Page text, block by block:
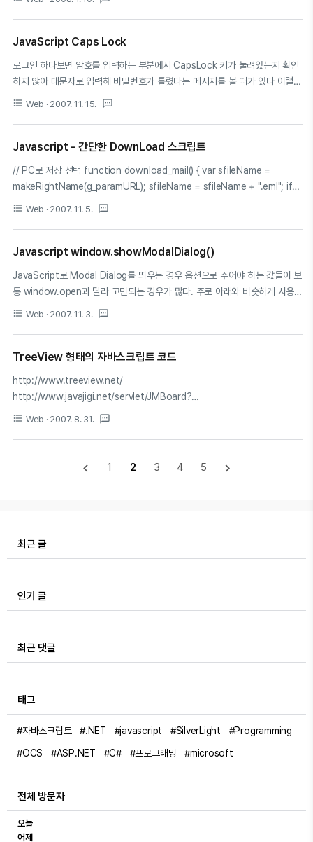
을 수 있지 않을지 생각한다. PNG, 93KB PDF, 95KB
sheets/javascript-cheat-sheet/
JavaScript Caps Lock
로그인 하다보면 암호를 입력하는 부분에서 CapsLock 키가 눌려있는지 확인
하지 않아 대문자로 입력해 비밀번호가 틀렸다는 메시지를 볼 때가 있다 이럴
때에 아래와 같은 스크립트를 활용하여 Caps Lock 키가 눌려 있는 것이 아닌
하기 위해 조금의 손질을 해야 할 것이다. CapsLock 키가 눌려있습니다.
format_list_bulleted Web · 2007. 11. 15. textsms
Javascript - 간단한 DownLoad 스크립트
// PC로 저장 선택 function download_mail() { var sfileName =
makeRightName(g_paramURL); sfileName = sfileName + ".eml"; if
(navigator.appVersion.indexOf("MSIE 5.5") != -1)
window.location.href = "remote/interreadattach.asp?fileURL=" +
format_list_bulleted Web · 2007. 11. 5. textsms
Javascript window.showModalDialog()
JavaScript로 Modal Dialog를 띄우는 경우 옵션으로 주어야 하는 값들이 보
통 window.open과 달라 고민되는 경우가 많다. 주로 아래와 비슷하게 사용을
많이 하고,
절이 가능할지 여부등의 옵션이 존재한다. 페이지와 종속적인 모달 다이얼로그
format_list_bulleted Web · 2007. 11. 3. textsms
TreeView 형태의 자바스크립트 코드
http://www.treeview.net/
http://www.javajigi.net/servlet/JMBoard?
times) 제가 직접 사용해 본 Menu Tree소스인데 괜찮더군요. 이 소스는
http://www.geocities.com/Paris/LeftBank/2178/foldertree.html 가
format_list_bulleted Web · 2007. 8. 31. textsms
navigate_before 1 2 3 4 5 navigate_next
최근 글
인기 글
최근 댓글
태그
#자바스크립트 #.NET #javascript #SilverLight
#Programming
#OCS
#ASP.NET #C# #프로그래밍 #microsoft
전체 방문자
오늘
어제